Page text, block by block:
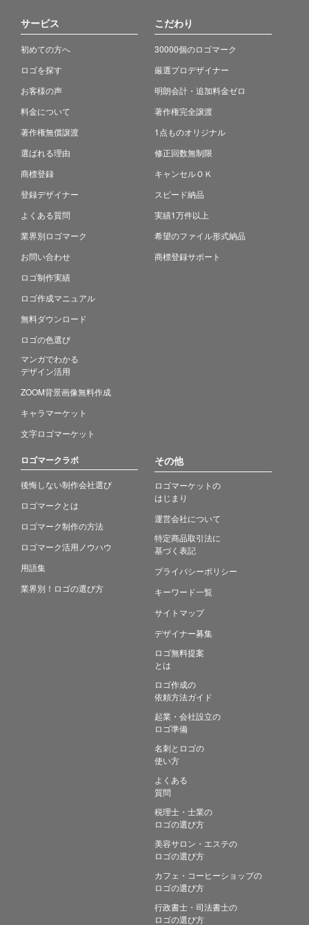
サービス
初めての方へ
ロゴを探す
お客様の声
料金について
著作権無償譲渡
選ばれる理由
商標登録
登録デザイナー
よくある質問
業界別ロゴマーク
お問い合わせ
ロゴ制作実績
ロゴ作成マニュアル
無料ダウンロード
ロゴの色選び
マンガでわかる
デザイン活用
ZOOM背景画像無料作成
キャラマーケット
文字ロゴマーケット
こだわり
30000個のロゴマーク
厳選プロデザイナー
明朗会計・追加料金ゼロ
著作権完全譲渡
1点ものオリジナル
修正回数無制限
キャンセルＯＫ
スピード納品
実績1万件以上
希望のファイル形式納品
商標登録サポート
ロゴマークラボ
後悔しない制作会社選び
ロゴマークとは
ロゴマーク制作の方法
ロゴマーク活用ノウハウ
用語集
業界別！ロゴの選び方
その他
ロゴマーケットの
はじまり
運営会社について
特定商品取引法に
基づく表記
プライバシーポリシー
キーワード一覧
サイトマップ
デザイナー募集
ロゴ無料提案
とは
ロゴ作成の
依頼方法ガイド
起業・会社設立の
ロゴ準備
名刺とロゴの
使い方
よくある
質問
税理士・士業の
ロゴの選び方
美容サロン・エステの
ロゴの選び方
カフェ・コーヒーショップの
ロゴの選び方
行政書士・司法書士の
ロゴの選び方